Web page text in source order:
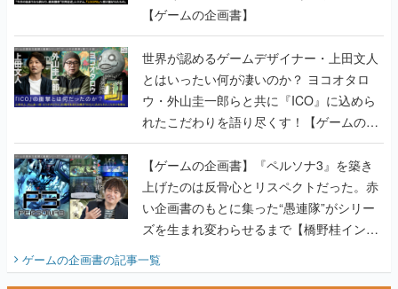
【ゲームの企画書】
世界が認めるゲームデザイナー・上田文人
とはいったい何が凄いのか？ ヨコオタロ
ウ・外山圭一郎らと共に『ICO』に込めら
れたこだわりを語り尽くす！【ゲームの企
画書】
【ゲームの企画書】『ペルソナ3』を築き
上げたのは反骨心とリスペクトだった。赤
い企画書のもとに集った“愚連隊”がシリー
ズを生まれ変わらせるまで【橋野桂インタ
ビュー】
ゲームの企画書の記事一覧